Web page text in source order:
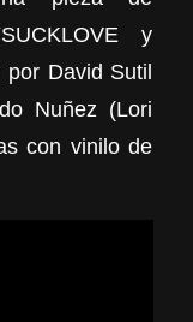
y
por David Sutil
Nuñez (Lori
con vinilo de